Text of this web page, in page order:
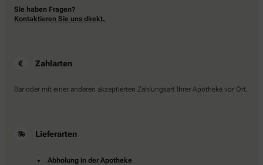
Sie haben Fragen?
Kontaktieren Sie uns direkt.
Zahlarten
Bar oder mit einer anderen akzeptierten Zahlungsart Ihrer Apotheke vor Ort.
Lieferarten
Abholung in der Apotheke